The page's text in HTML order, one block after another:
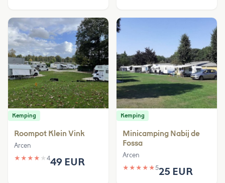
Kemping
Roompot Klein Vink
Arcen
★ ★ ★ ★ ★ 449 EUR
Kemping
Minicamping Nabij de
Fossa
Arcen
★ ★ ★ ★ ★525 EUR